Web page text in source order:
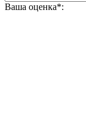
Ваша оценка*: